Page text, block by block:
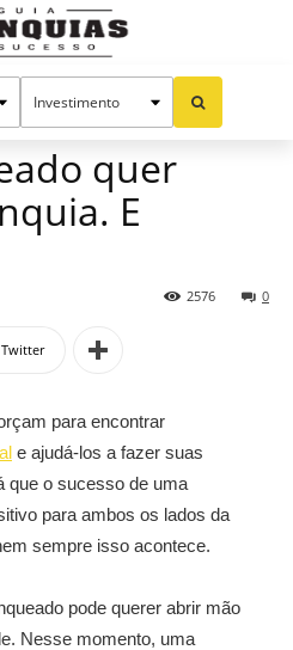
quer
E
0
2576
Twitter
para encontrar
e ajudá-los a fazer suas
que o sucesso de uma
para ambos os lados da
sempre isso acontece.
pode querer abrir mão
Nesse momento, uma